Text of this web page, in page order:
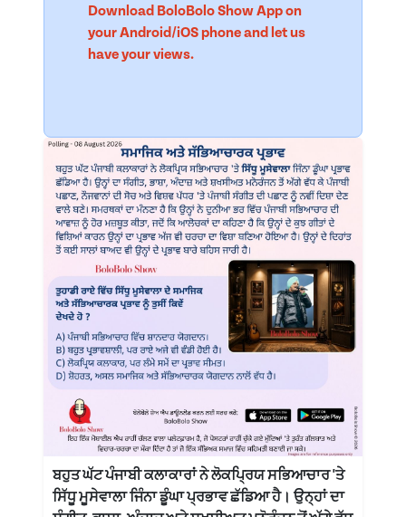
Download BoloBolo Show App on
your Android/iOS phone and let us
have your views.
ਬਹੁਤ ਘੱਟ ਪੰਜਾਬੀ ਕਲਾਕਾਰਾਂ ਨੇ ਲੋਕਪ੍ਰਿਯ ਸਭਿਆਚਾਰ 'ਤੇ
ਸਿੱਧੂ ਮੂਸੇਵਾਲਾ ਜਿੰਨਾ ਡੂੰਘਾ ਪ੍ਰਭਾਵ ਛੱਡਿਆ ਹੈ। ਉਨ੍ਹਾਂ ਦਾ